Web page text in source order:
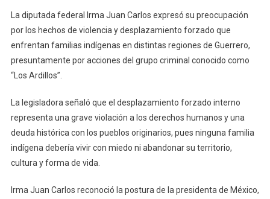
Atención
Urgente
Por
Desplazamiento
La diputada federal Irma Juan Carlos expresó su preocupación
por los hechos de violencia y desplazamiento forzado que
enfrentan familias indígenas en distintas regiones de Guerrero,
presuntamente por acciones del grupo criminal conocido como
“Los Ardillos”.
La legisladora señaló que el desplazamiento forzado interno
representa una grave violación a los derechos humanos y una
deuda histórica con los pueblos originarios, pues ninguna familia
indígena debería vivir con miedo ni abandonar su territorio,
cultura y forma de vida.
Irma Juan Carlos reconoció la postura de la presidenta de México,